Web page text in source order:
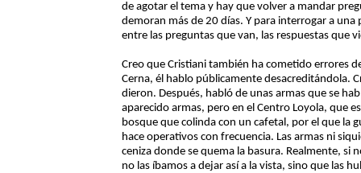
de agotar el tema y hay que volver a mandar
demoran más de 20 días. Y para interrogar a
entre las preguntas que van, las respuestas que
Creo que Cristiani también ha cometido errores
Cerna, él hablo públicamente desacreditándola.
dieron. Después, habló de unas armas que se
aparecido armas, pero en el Centro Loyola, que
bosque que colinda con un cafetal, por el que la
hace operativos con frecuencia. Las armas ni
ceniza donde se quema la basura. Realmente,
no las íbamos a dejar así a la vista, sino que las